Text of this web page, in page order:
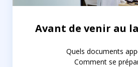
Avant de venir au
Quels documents
Comment se